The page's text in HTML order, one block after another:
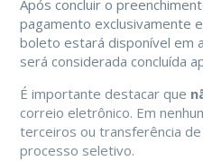
Após concluir o
pagamento exclusivamente
boleto estará disponível em
será considerada concluída
É importante destacar que
correio eletrônico. Em
terceiros ou transferência
processo seletivo.